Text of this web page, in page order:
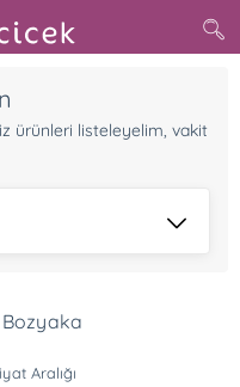
ürünleri listeleyelim, vakit
Aralığı